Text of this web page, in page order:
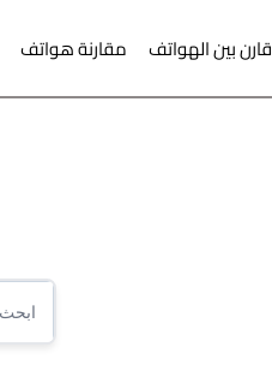
قارن بين الهواتف مقارنة هواتف